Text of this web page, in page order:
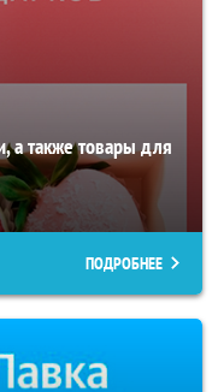
а также товары для
ПОДРОБНЕЕ